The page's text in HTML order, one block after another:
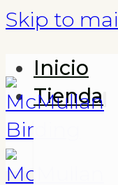
Skip to
Inicio
Tienda